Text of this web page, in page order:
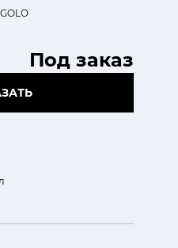
Под заказ